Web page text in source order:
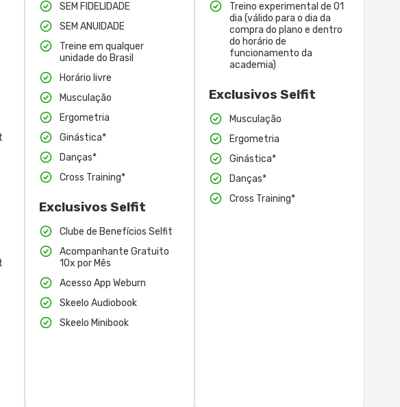
SEM FIDELIDADE
SEM ANUIDADE
Treine em qualquer
unidade do Brasil
Horário livre
Musculação
Ergometria
Ginástica*
Danças*
Cross Training*
Exclusivos Selfit
Clube de Benefícios Selfit
Acompanhante Gratuito
10x por Mês
Acesso App Weburn
Skeelo Audiobook
Skeelo Minibook
Treino experimental de 01
dia (válido para o dia da
compra do plano e dentro
do horário de
funcionamento da
academia)
Exclusivos Selfit
Musculação
Ergometria
Ginástica*
Danças*
Cross Training*